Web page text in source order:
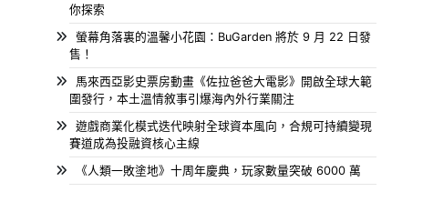
你探索
螢幕角落裏的溫馨小花園：BuGarden 將於 9 月 22 日發
售！
馬來西亞影史票房動畫《佐拉爸爸大電影》開啟全球大範
圍發行，本土溫情敘事引爆海內外行業關注
遊戲商業化模式迭代映射全球資本風向，合規可持續變現
賽道成為投融資核心主線
《人類一敗塗地》十周年慶典，玩家數量突破 6000 萬